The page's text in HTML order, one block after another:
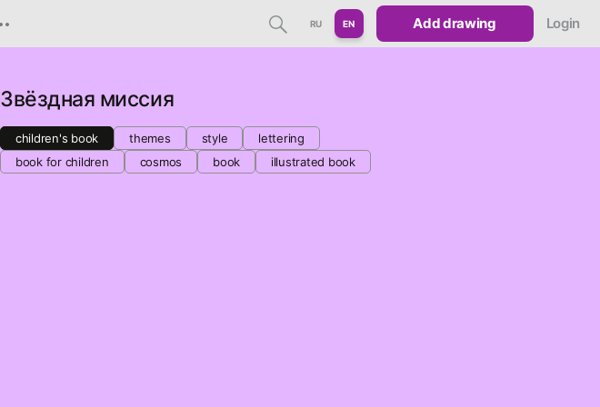
RU EN Add drawing Login
Звёздная миссия
children's book themes style
lettering
book for children
cosmos book illustrated book